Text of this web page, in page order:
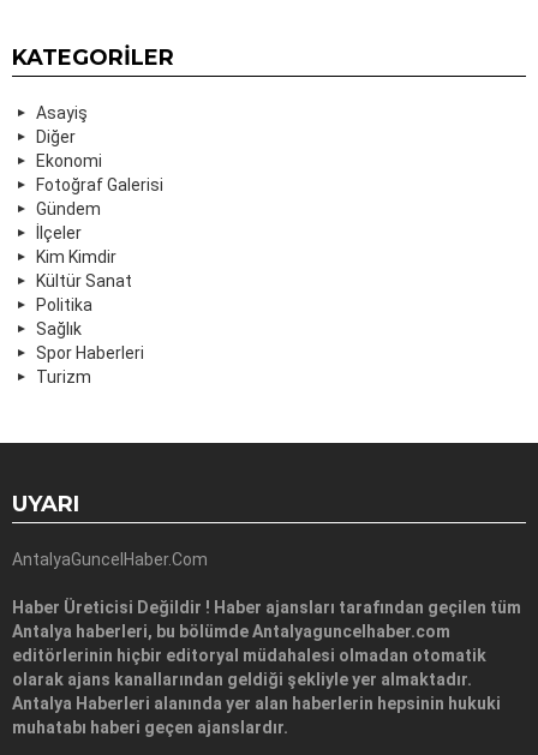
KATEGORILER
Asayiş
Diğer
Ekonomi
Fotoğraf Galerisi
Gündem
İlçeler
Kim Kimdir
Kültür Sanat
Politika
Sağlık
Spor Haberleri
Turizm
UYARI
AntalyaGuncelHaber.Com
Haber Üreticisi Değildir ! Haber ajansları tarafından geçilen tüm
Antalya haberleri, bu bölümde Antalyaguncelhaber.com
editörlerinin hiçbir editoryal müdahalesi olmadan otomatik
olarak ajans kanallarından geldiği şekliyle yer almaktadır.
Antalya Haberleri alanında yer alan haberlerin hepsinin hukuki
muhatabı haberi geçen ajanslardır.